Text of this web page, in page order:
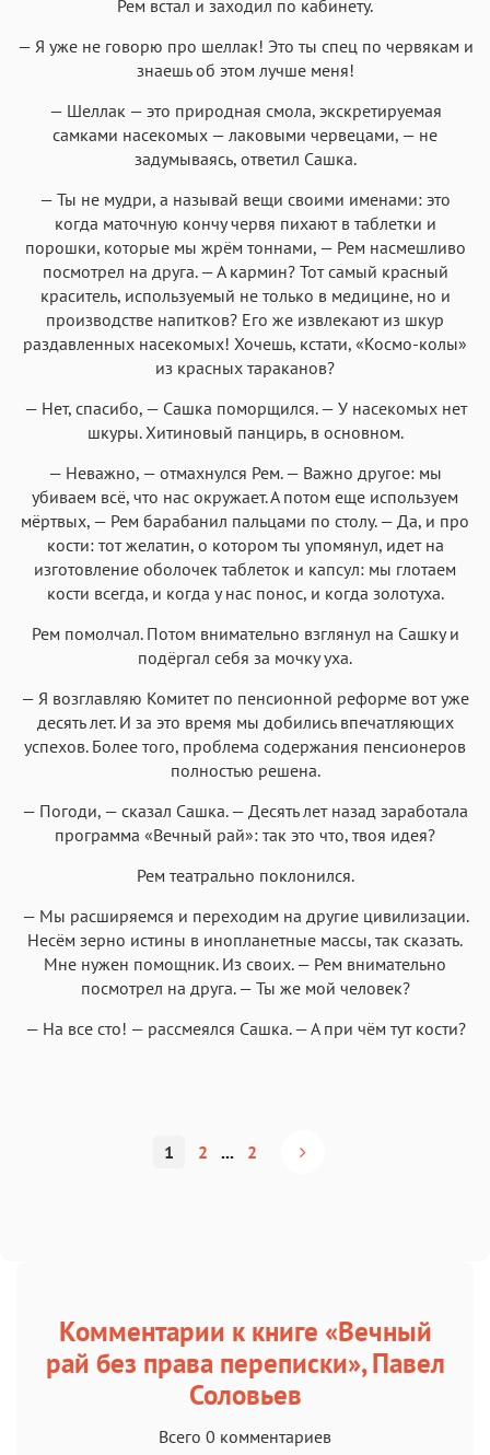
Рем встал и заходил по кабинету.
— Я уже не говорю про шеллак! Это ты спец по червякам и
знаешь об этом лучше меня!
— Шеллак — это природная смола, экскретируемая
самками насекомых — лаковыми червецами, — не
задумываясь, ответил Сашка.
— Ты не мудри, а называй вещи своими именами: это
когда маточную кончу червя пихают в таблетки и
порошки, которые мы жрём тоннами, — Рем насмешливо
посмотрел на друга. — А кармин? Тот самый красный
краситель, используемый не только в медицине, но и
производстве напитков? Его же извлекают из шкур
раздавленных насекомых! Хочешь, кстати, «Космо-колы»
из красных тараканов?
— Нет, спасибо, — Сашка поморщился. — У насекомых нет
шкуры. Хитиновый панцирь, в основном.
— Неважно, — отмахнулся Рем. — Важно другое: мы
убиваем всё, что нас окружает. А потом еще используем
мёртвых, — Рем барабанил пальцами по столу. — Да, и про
кости: тот желатин, о котором ты упомянул, идет на
изготовление оболочек таблеток и капсул: мы глотаем
кости всегда, и когда у нас понос, и когда золотуха.
Рем помолчал. Потом внимательно взглянул на Сашку и
подёргал себя за мочку уха.
— Я возглавляю Комитет по пенсионной реформе вот уже
десять лет. И за это время мы добились впечатляющих
успехов. Более того, проблема содержания пенсионеров
полностью решена.
— Погоди, — сказал Сашка. — Десять лет назад заработала
программа «Вечный рай»: так это что, твоя идея?
Рем театрально поклонился.
— Мы расширяемся и переходим на другие цивилизации.
Несём зерно истины в инопланетные массы, так сказать.
Мне нужен помощник. Из своих. — Рем внимательно
посмотрел на друга. — Ты же мой человек?
— На все сто! — рассмеялся Сашка. — А при чём тут кости?
1 2 ... 2
Комментарии к книге «Вечный
рай без права переписки», Павел
Соловьев
Всего 0 комментариев